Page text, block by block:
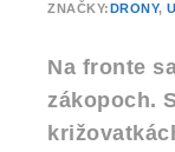
ZNAČKY:DRONY,
Na fronte
zákopoch.